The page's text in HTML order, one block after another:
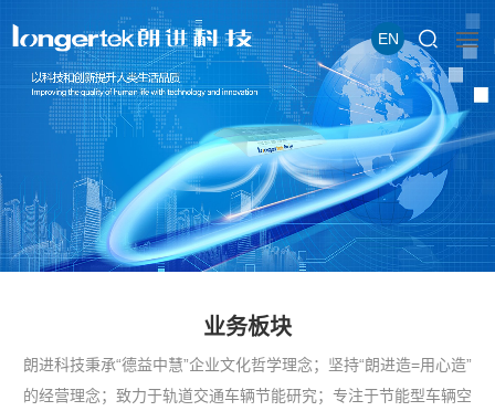
EN
业务板块
朗进科技秉承“德益中慧”企业文化哲学理念；坚持“朗进造=用心造”
的经营理念；致力于轨道交通车辆节能研究；专注于节能型车辆空